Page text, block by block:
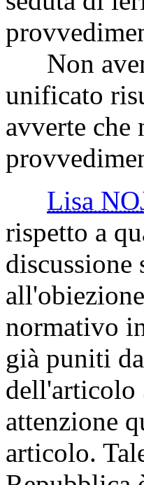
Non
unificato
avverte che
Lisa
rispetto a
normativo
già puniti
dell'articolo
attenzione
articolo.